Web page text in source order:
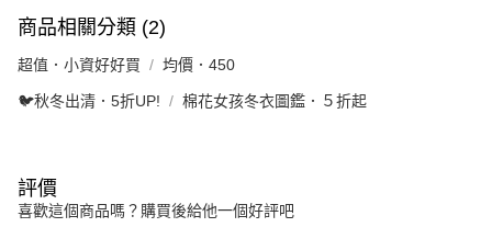
商品相關分類 (2)
超值．小資好好買 均價．450
🐦秋冬出清．5折UP! 棉花女孩冬衣圖鑑．５折起
評價
喜歡這個商品嗎？購買後給他一個好評吧